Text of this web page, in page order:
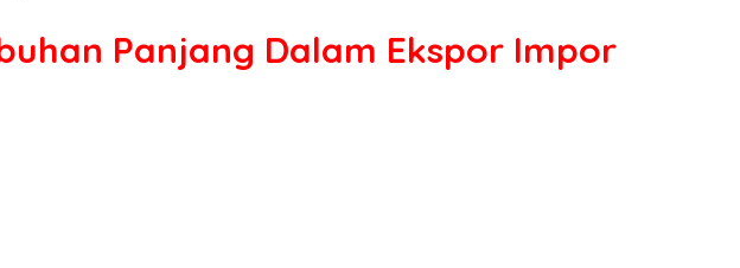
Panjang Dalam Ekspor Impor